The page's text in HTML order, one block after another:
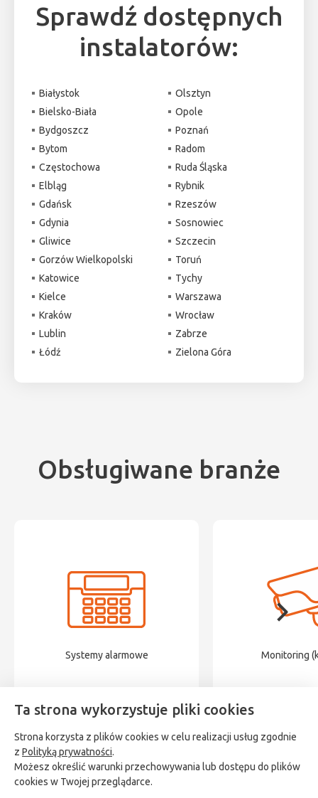
Sprawdź dostępnych
instalatorów:
Białystok
Bielsko-Biała
Bydgoszcz
Bytom
Częstochowa
Elbląg
Gdańsk
Gdynia
Gliwice
Gorzów Wielkopolski
Katowice
Kielce
Kraków
Lublin
Łódź
Olsztyn
Opole
Poznań
Radom
Ruda Śląska
Rybnik
Rzeszów
Sosnowiec
Szczecin
Toruń
Tychy
Warszawa
Wrocław
Zabrze
Zielona Góra
Obsługiwane branże
Systemy alarmowe Monitoring
Ta strona wykorzystuje pliki cookies
Strona korzysta z plików cookies w celu realizacji usług zgodnie
z Polityką prywatności.
Możesz określić warunki przechowywania lub dostępu do plików
cookies w Twojej przeglądarce.